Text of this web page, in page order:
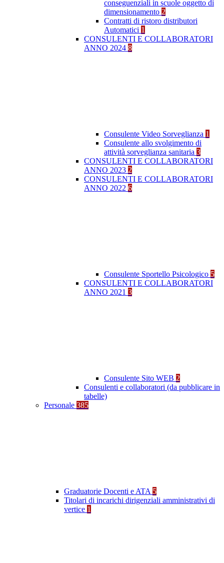
conseguenziali in scuole oggetto di
dimensionamento 2
Contratti di ristoro distributori
Automatici 1
CONSULENTI E COLLABORATORI
ANNO 2024 8
Consulente Video Sorveglianza 1
Consulente allo svolgimento di
attività sorveglianza sanitaria 3
CONSULENTI E COLLABORATORI
ANNO 2023 2
CONSULENTI E COLLABORATORI
ANNO 2022 6
Consulente Sportello Psicologico 5
CONSULENTI E COLLABORATORI
ANNO 2021 3
Consulente Sito WEB 2
Consulenti e collaboratori (da pubblicare in
tabelle)
Personale 385
Graduatorie Docenti e ATA 5
Titolari di incarichi dirigenziali amministrativi di
vertice 1